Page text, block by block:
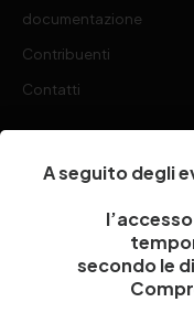
documentazione
Contribuenti
Contatti
Codice fiscale e Partita Iva
NA 920756
Codice di iscrizione
000290_EIRI
A seguito degli
secondo le